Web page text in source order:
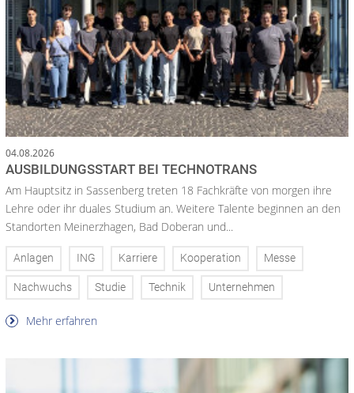
04.08.2026
AUSBILDUNGSSTART BEI TECHNOTRANS
Am Hauptsitz in Sassenberg treten 18 Fachkräfte von morgen ihre
Lehre oder ihr duales Studium an. Weitere Talente beginnen an den
Standorten Meinerzhagen, Bad Doberan und...
Anlagen ING Karriere Kooperation Messe
Nachwuchs Studie Technik Unternehmen
Mehr erfahren